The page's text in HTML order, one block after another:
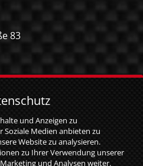
83
und Anzeigen zu
Medien anbieten zu
Website zu analysieren.
zu Ihrer Verwendung unserer
und Analysen weiter.